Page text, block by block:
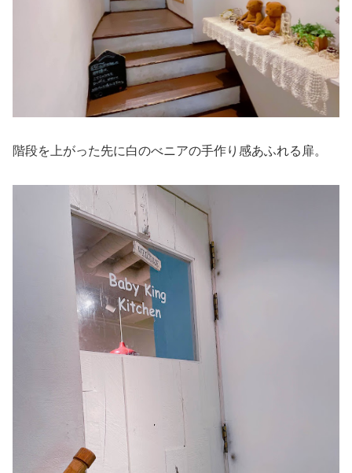
階段を上がった先に白のべニアの手作り感あふれる扉。